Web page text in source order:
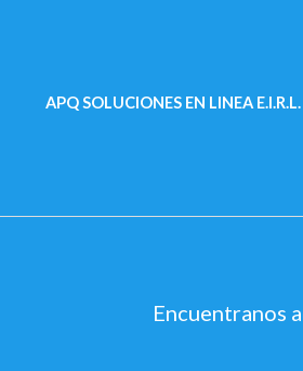
APQ SOLUCIONES EN LINEA E.I.R.L.
Encuentranos